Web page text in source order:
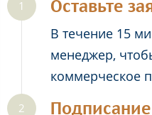
Оставьте
В течение 15
менеджер,
коммерческое